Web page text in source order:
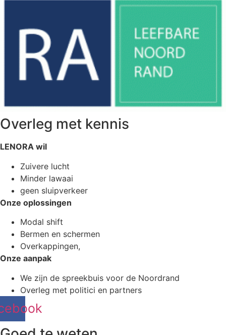
Overleg met kennis
LENORA wil
Zuivere lucht
Minder lawaai
geen sluipverkeer
Onze oplossingen
Modal shift
Bermen en schermen
Overkappingen,
Onze aanpak
We zijn de spreekbuis voor de Noordrand
Overleg met politici en partners